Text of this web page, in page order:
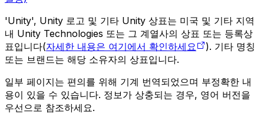
'Unity', Unity 로고 및 기타 Unity 상표는 미국 및 기타 지역
내 Unity Technologies 또는 그 계열사의 상표 또는 등록상
표입니다(자세한 내용은 여기에서 확인하세요
). 기타 명칭
또는 브랜드는 해당 소유자의 상표입니다.
일부 페이지는 편의를 위해 기계 번역되었으며 부정확한 내
용이 있을 수 있습니다. 정보가 상충되는 경우, 영어 버전을
우선으로 참조하세요.